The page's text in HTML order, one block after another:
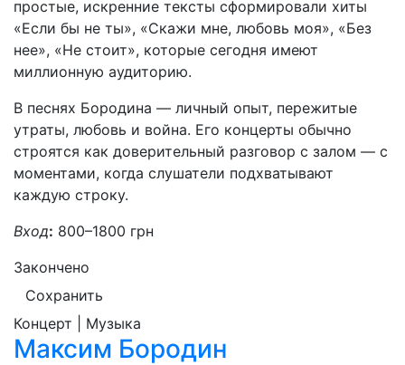
простые, искренние тексты сформировали хиты
«Если бы не ты», «Скажи мне, любовь моя», «Без
нее», «Не стоит», которые сегодня имеют
миллионную аудиторию.
В песнях Бородина — личный опыт, пережитые
утраты, любовь и война. Его концерты обычно
строятся как доверительный разговор с залом — с
моментами, когда слушатели подхватывают
каждую строку.
Вход: 800–1800 грн
Закончено
Сохранить
Концерт | Музыка
Максим Бородин